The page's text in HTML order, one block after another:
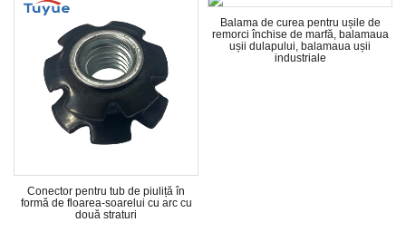
pentru tub de piuliță în
de floarea-soarelui cu arc cu
două straturi
Balama de curea pentru ușile de
remorci închise de marfă, balamaua
ușii dulapului, balamaua ușii
industriale
inch -